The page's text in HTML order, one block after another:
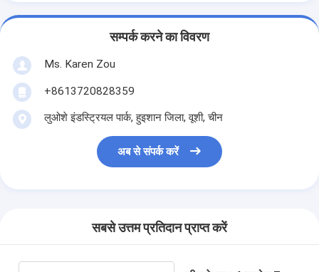
सम्पर्क करने का विवरण
Ms. Karen Zou
+8613720828359
लुओशे इंडस्ट्रियल पार्क, हुइशान जिला, वूशी, चीन
अब से संपर्क करें
सबसे उत्तम प्रतिदान प्राप्त करें